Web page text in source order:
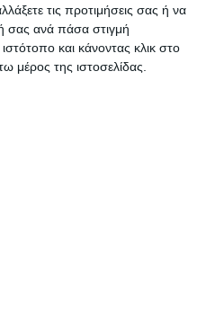
τις προτιμήσεις σας ή να
σας ανά πάσα στιγμή
και κάνοντας κλικ στο
μέρος της ιστοσελίδας.